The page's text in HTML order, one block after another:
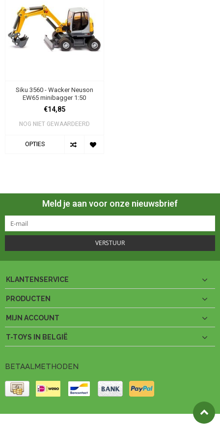
Siku 3560 - Wacker Neuson
EW65 minibagger 1:50
€14,85
NOG NIET GEWAARDEERD
OPTIES
Meld je aan voor onze nieuwsbrief
VERSTUUR
KLANTENSERVICE
PRODUCTEN
MIJN ACCOUNT
T-TOYS IN BELGIË
BETAALMETHODEN
Lightspeed